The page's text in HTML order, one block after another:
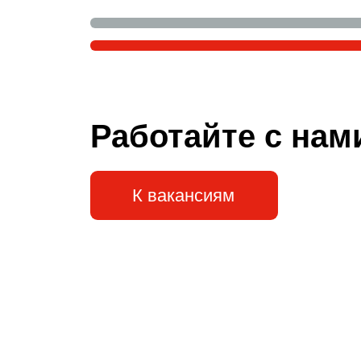
Работайте с
К вакансиям